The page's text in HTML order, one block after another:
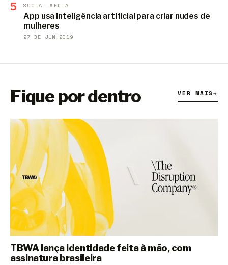
5 SOCIAL MEDIA
App usa inteligência artificial para criar nudes de
mulheres
27 DE JUN 2019
Fique por dentro VER MAIS→
TBWA lança identidade feita à mão, com
assinatura brasileira